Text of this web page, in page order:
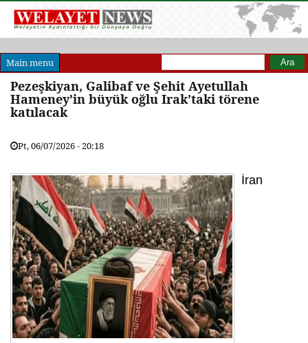
Main menu Arama formu
Ara
Pezeşkiyan, Galibaf ve Şehit Ayetullah
Hameney’in büyük oğlu Irak’taki törene
katılacak
Pt, 06/07/2026 - 20:18
İran